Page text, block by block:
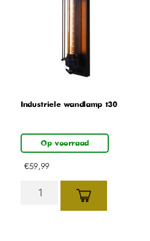
Industriele wandlamp t30
Op voorraad
€59,99